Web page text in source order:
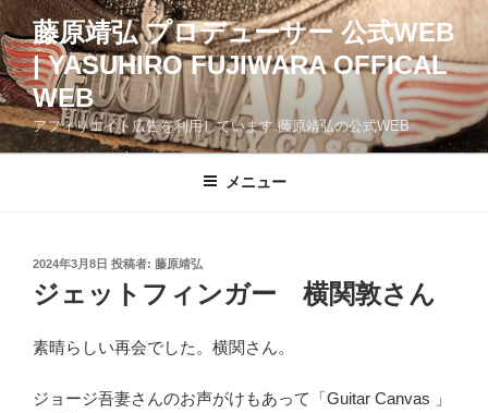
コ
ン
テ
ン
ツ
へ
藤原靖弘 プロデューサー 公式WEB
| YASUHIRO FUJIWARA OFFICAL
WEB
アフィリエイト広告を利用しています.藤原靖弘の公式WEB
メニュー
投
稿
日:
2024年3月8日 投稿者: 藤原靖弘
ジェットフィンガー 横関敦さん
素晴らしい再会でした。横関さん。
ジョージ吾妻さんのお声がけもあって「Guitar Canvas 」